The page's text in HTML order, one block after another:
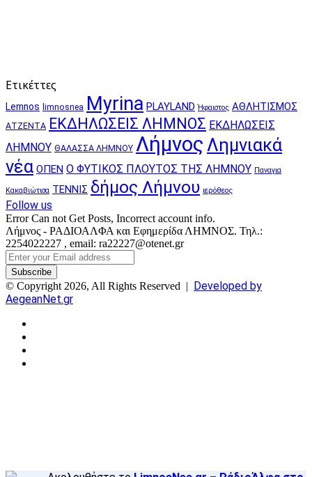
Ετικέττες
Lemnos limnosnea Myrina PLAYLAND Ήφαιστος ΑΘΛΗΤΙΣΜΟΣ
ΑΤΖΕΝΤΑ ΕΚΔΗΛΩΣΕΙΣ ΛΗΜΝΟΣ ΕΚΔΗΛΩΣΕΙΣ
ΛΗΜΝΟΥ ΘΑΛΑΣΣΑ ΛΗΜΝΟΥ Λήμνος Λημνιακά
νέα ΟΠΕΝ Ο ΦΥΤΙΚΟΣ ΠΛΟΥΤΟΣ ΤΗΣ ΛΗΜΝΟΥ Παναγια
Κακαβιώτισα ΤΕΝΝΙΣ δήμος Λήμνου ιερόθεος
Follow us
Error Can not Get Posts, Incorrect account info.
Λήμνος - ΡΑΔΙΟΑΛΦΑ και Εφημερίδα ΛΗΜΝΟΣ. Τηλ.:
2254022227 , email: ra22227@otenet.gr
Enter
your
Email
address
© Copyright 2026, All Rights Reserved | Developed by
AegeanNet.gr